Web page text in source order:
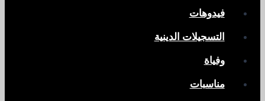
فيدوهات
التسجيلات الدينية
وفياة
مناسبات